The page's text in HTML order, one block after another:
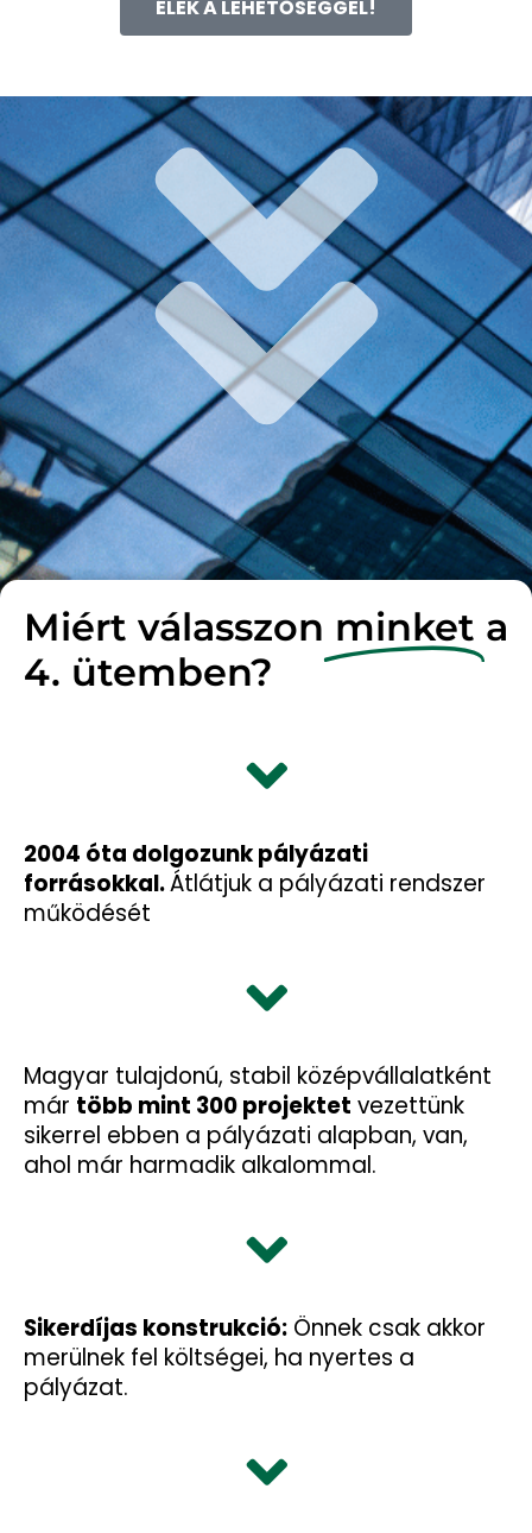
Miért válasszon minket a
4. ütemben?
2004 óta dolgozunk pályázati
forrásokkal.Átlátjuk a pályázati rendszer
működését
Magyar tulajdonú, stabil középvállalatként
már több mint 300 projektet vezettünk
sikerrel ebben a pályázati alapban, van,
ahol már harmadik alkalommal.
Sikerdíjas konstrukció: Önnek csak akkor
merülnek fel költségei, ha nyertes a
pályázat.